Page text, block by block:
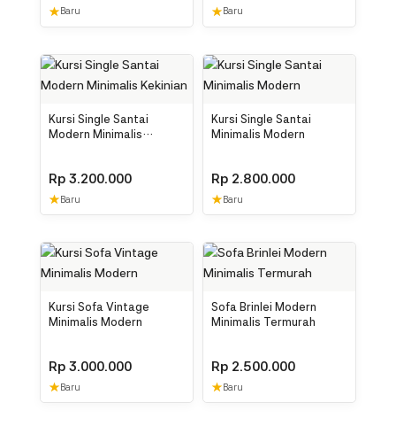
★ Baru ★ Baru
Kursi Single Santai
Modern Minimalis
Rp3.200.000
★Baru
Kursi Single Santai
Minimalis Modern
Rp2.800.000
★Baru
Kursi Sofa Vintage
Minimalis Modern
Rp3.000.000
★Baru
Sofa Brinlei Modern
Minimalis Termurah
Rp2.500.000
★Baru